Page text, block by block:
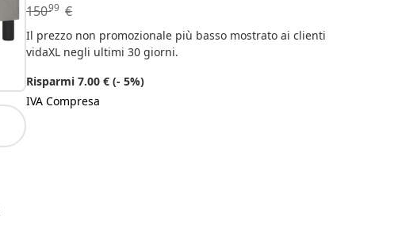
15099 €
Il prezzo non promozionale più basso mostrato ai clienti
vidaXL negli ultimi 30 giorni.
Risparmi 7.00 € (- 5%)
IVA Compresa